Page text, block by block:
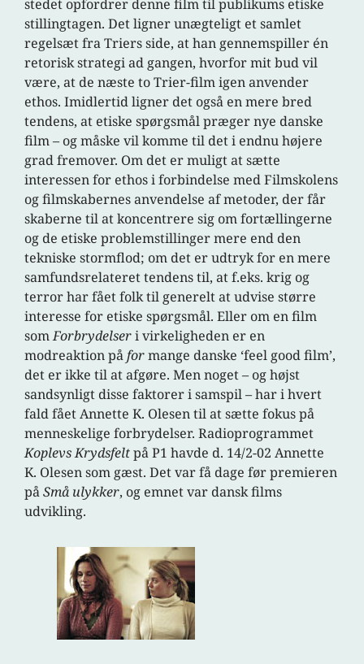
stedet opfordrer denne film til publikums etiske
stillingtagen. Det ligner unægteligt et samlet
regelsæt fra Triers side, at han gennemspiller én
retorisk strategi ad gangen, hvorfor mit bud vil
være, at de næste to Trier-film igen anvender
ethos. Imidlertid ligner det også en mere bred
tendens, at etiske spørgsmål præger nye danske
film – og måske vil komme til det i endnu højere
grad fremover. Om det er muligt at sætte
interessen for ethos i forbindelse med Filmskolens
og filmskabernes anvendelse af metoder, der får
skaberne til at koncentrere sig om fortællingerne
og de etiske problemstillinger mere end den
tekniske stormflod; om det er udtryk for en mere
samfundsrelateret tendens til, at f.eks. krig og
terror har fået folk til generelt at udvise større
interesse for etiske spørgsmål. Eller om en film
somForbrydelseri virkeligheden er en
modreaktion påformange danske ‘feel good film’,
det er ikke til at afgøre. Men noget – og højst
sandsynligt disse faktorer i samspil – har i hvert
fald fået Annette K. Olesen til at sætte fokus på
menneskelige forbrydelser. Radioprogrammet
Koplevs Krydsfeltpå P1 havde d. 14/2-02 Annette
K. Olesen som gæst. Det var få dage før premieren
påSmå ulykker, og emnet var dansk films
udvikling.